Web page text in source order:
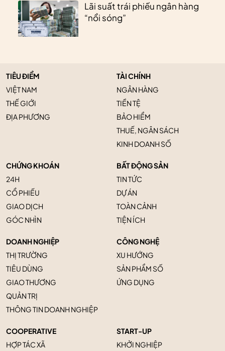
Lãi suất trái phiếu ngân hàng
“nổi sóng”
TIÊU ĐIỂM
VIỆT NAM
THẾ GIỚI
ĐỊA PHƯƠNG
TÀI CHÍNH
NGÂN HÀNG
TIỀN TỆ
BẢO HIỂM
THUẾ, NGÂN SÁCH
KINH DOANH SỐ
CHỨNG KHOÁN
24H
CỔ PHIẾU
GIAO DỊCH
GÓC NHÌN
BẤT ĐỘNG SẢN
TIN TỨC
DỰ ÁN
TOÀN CẢNH
TIỆN ÍCH
DOANH NGHIỆP
THỊ TRƯỜNG
TIÊU DÙNG
GIAO THƯƠNG
QUẢN TRỊ
THÔNG TIN DOANH NGHIỆP
CÔNG NGHỆ
XU HƯỚNG
SẢN PHẨM SỐ
ỨNG DỤNG
COOPERATIVE
HỢP TÁC XÃ
START-UP
KHỞI NGHIỆP